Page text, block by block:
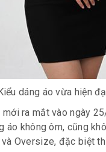
Kiểu dáng áo vừa hiện
ra mắt vào ngày
áo không ôm, cũng
Oversize, đặc biệt